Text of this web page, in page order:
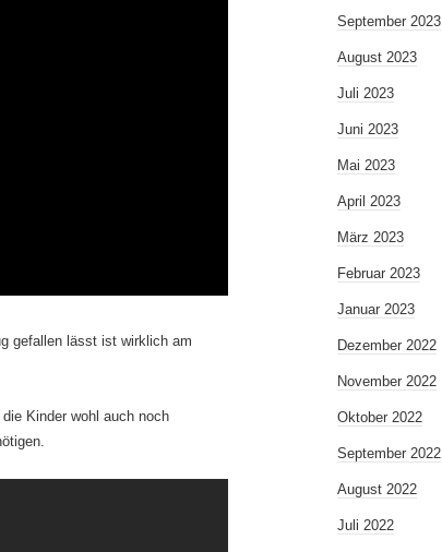
gefallen lässt ist wirklich am
Kinder wohl auch noch
September 2023
August 2023
Juli 2023
Juni 2023
Mai 2023
April 2023
März 2023
Februar 2023
Januar 2023
Dezember 2022
November 2022
Oktober 2022
September 2022
August 2022
Juli 2022